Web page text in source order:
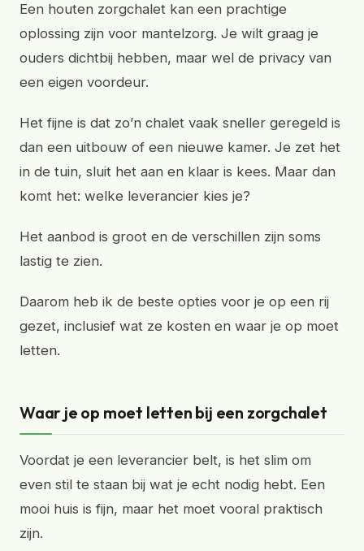
Een houten zorgchalet kan een prachtige
oplossing zijn voor mantelzorg. Je wilt graag je
ouders dichtbij hebben, maar wel de privacy van
een eigen voordeur.
Het fijne is dat zo’n chalet vaak sneller geregeld is
dan een uitbouw of een nieuwe kamer. Je zet het
in de tuin, sluit het aan en klaar is kees. Maar dan
komt het: welke leverancier kies je?
Het aanbod is groot en de verschillen zijn soms
lastig te zien.
Daarom heb ik de beste opties voor je op een rij
gezet, inclusief wat ze kosten en waar je op moet
letten.
Waar je op moet letten bij een zorgchalet
Voordat je een leverancier belt, is het slim om
even stil te staan bij wat je echt nodig hebt. Een
mooi huis is fijn, maar het moet vooral praktisch
zijn.